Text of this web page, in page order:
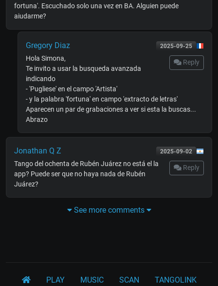
fortuna'. Escuchado solo una vez en BA. Alguien puede
aiudarme?
2025-09-25
Gregory Diaz
Reply
Hola Simona,
Te invito a usar la busqueda avanzada
indicando
- 'Pugliese' en el campo 'Artista'
- y la palabra 'fortuna' en campo 'extracto de letras'
Aparecen un par de grabaciones a ver si esta la buscas...
Abrazo
2025-09-02
Jonathan Q Z
Reply
Tango del ochenta de Rubén Juárez no está el la
app? Puede ser que no haya nada de Rubén
Juárez?
See more comments
PLAY MUSIC SCAN TANGOLINK